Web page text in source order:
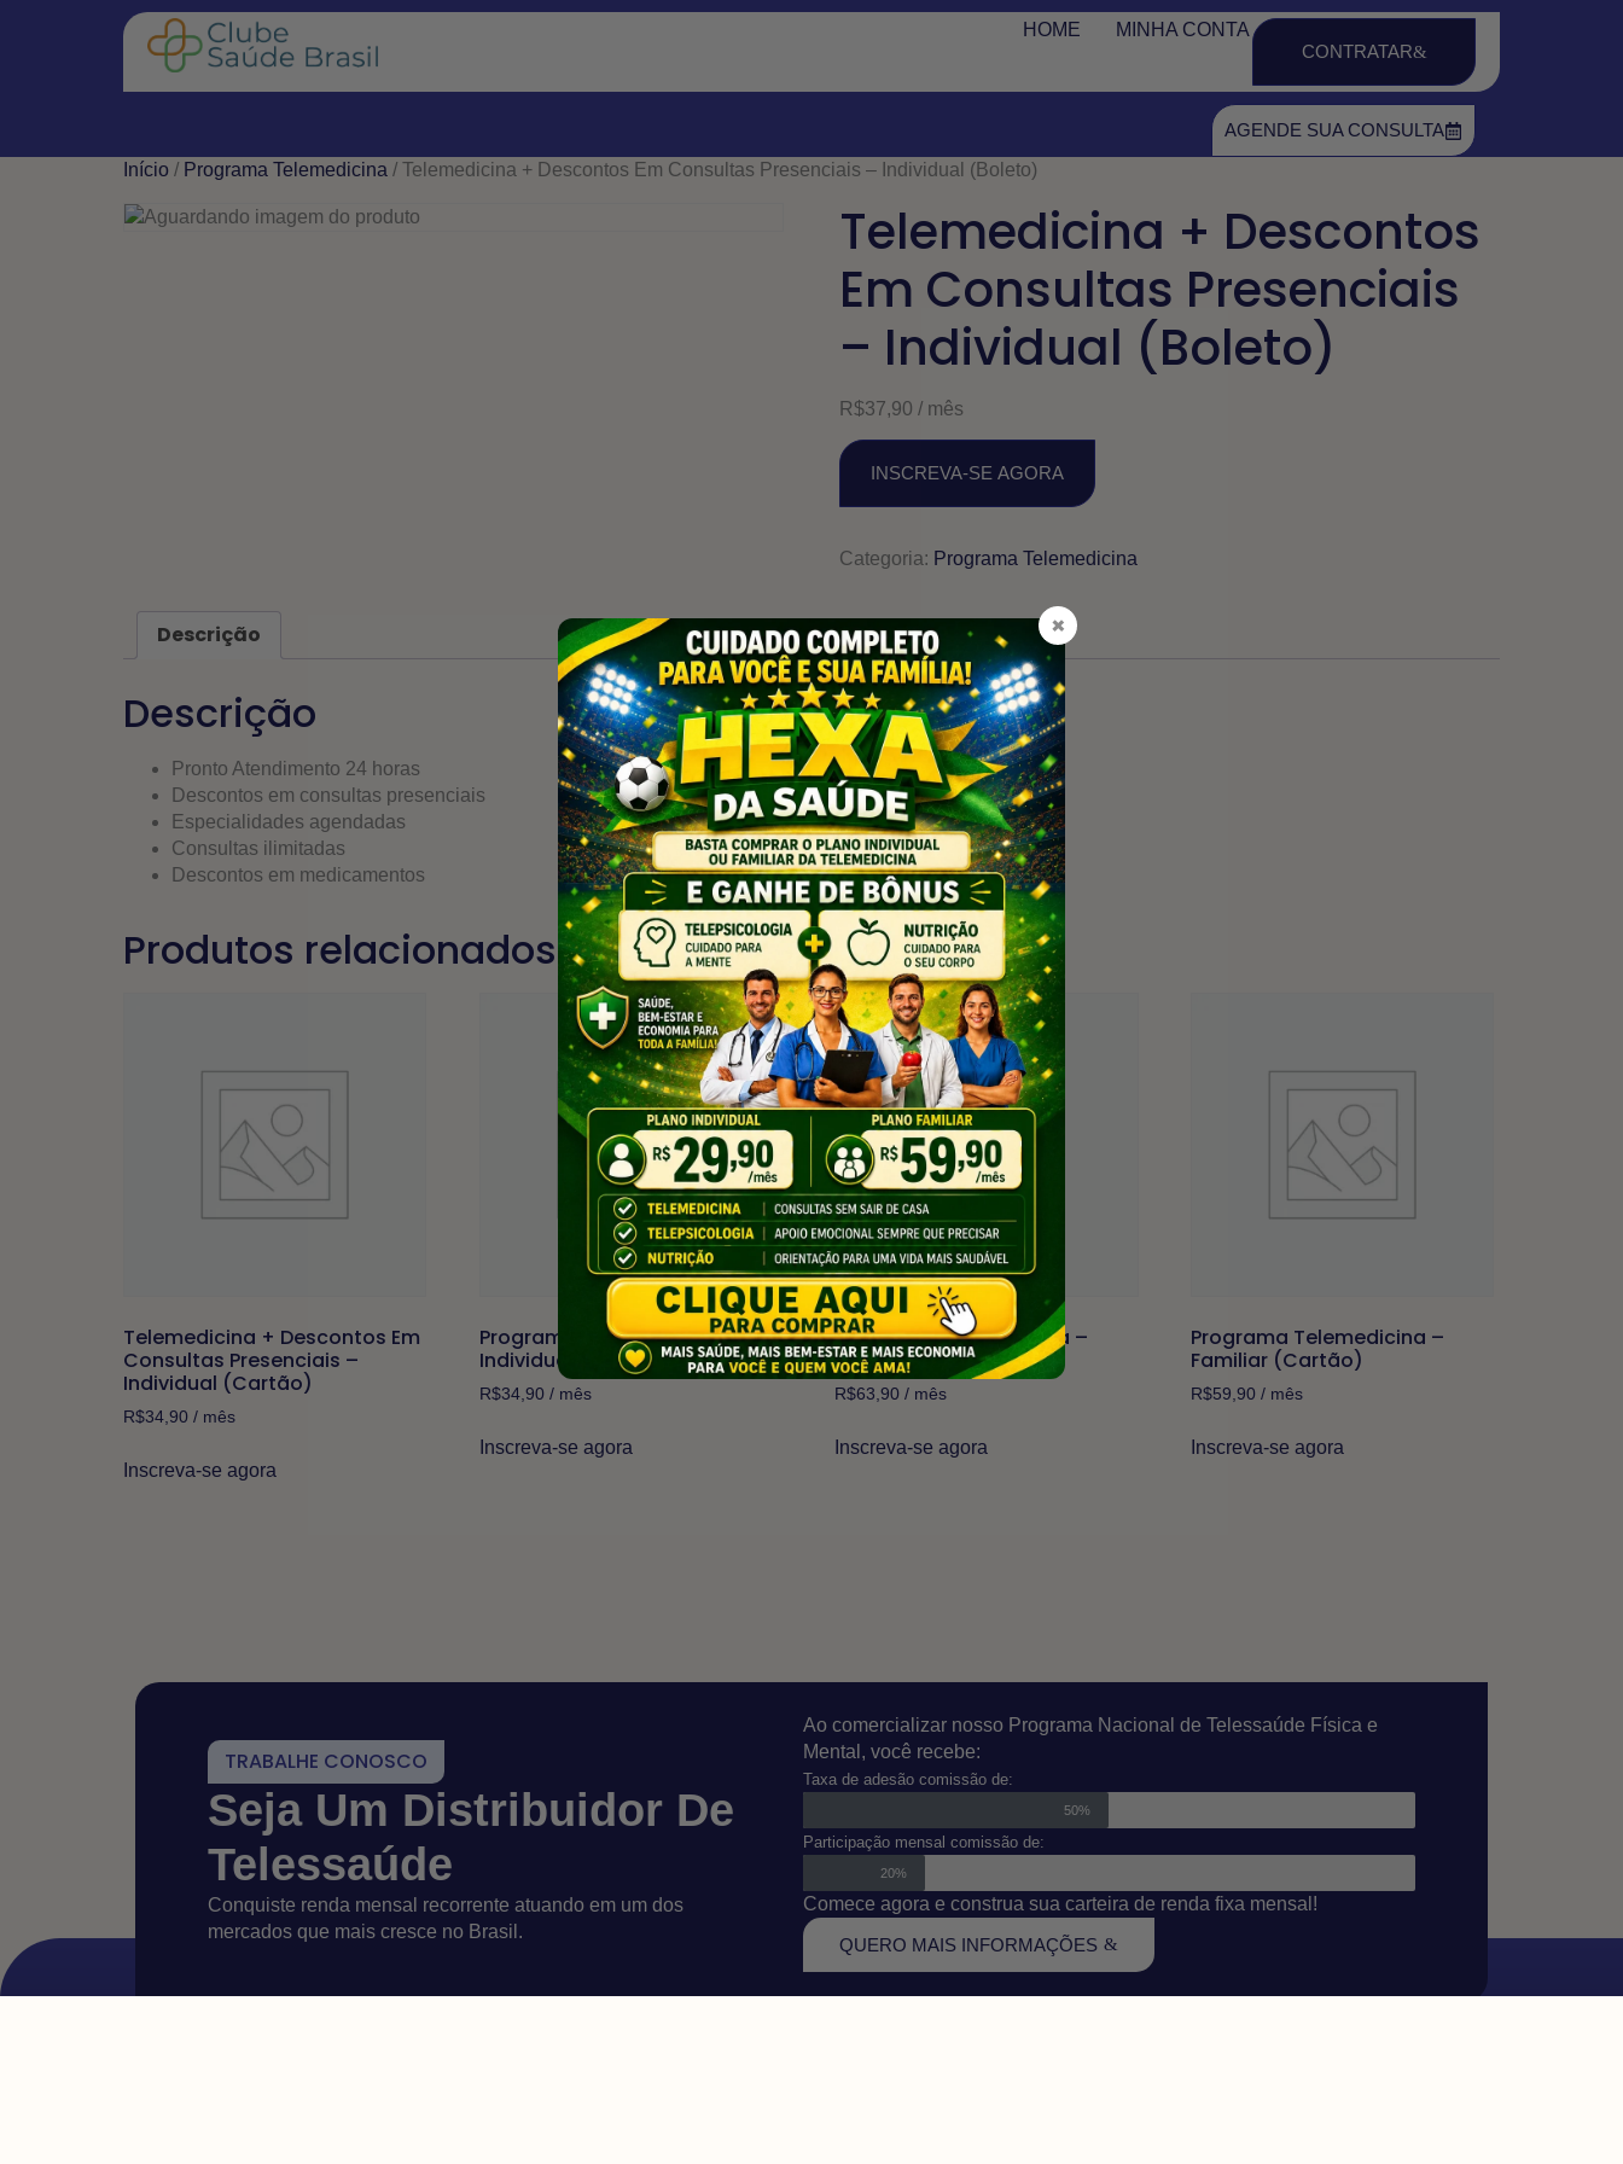
AGENDE SUA CONSULTA
HOME
MINHA CONTA
CONTRATAR
Início / Programa Telemedicina / Telemedicina + Descontos Em Consultas Presenciais – Individual (Boleto)
Telemedicina + Descontos
Em Consultas Presenciais
– Individual (Boleto)
R$37,90 / mês
INSCREVA-SE AGORA
Categoria: Programa Telemedicina
Descrição
Descrição
Pronto Atendimento 24 horas
Descontos em consultas presenciais
Especialidades agendadas
Consultas ilimitadas
Descontos em medicamentos
Produtos relacionados
Telemedicina + Descontos Em
Consultas Presenciais –
Individual (Cartão)
R$34,90 / mês
Inscreva-se agora
Programa Telemedicina –
Individual (Boleto)
R$34,90 / mês
Inscreva-se agora
Programa Telemedicina –
Familiar (Boleto)
R$63,90 / mês
Inscreva-se agora
Programa Telemedicina –
Familiar (Cartão)
R$59,90 / mês
Inscreva-se agora
TRABALHE CONOSCO
Seja Um Distribuidor De
Telessaúde
Conquiste renda mensal recorrente atuando em um dos
mercados que mais cresce no Brasil.
Ao comercializar nosso Programa Nacional de Telessaúde Física e
Mental, você recebe:
Taxa de adesão comissão de:
50%
Participação mensal comissão de:
20%
Comece agora e construa sua carteira de renda fixa mensal!
QUERO MAIS INFORMAÇÕES
×